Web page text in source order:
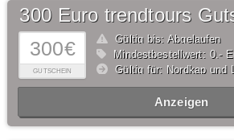
300€
GUTSCHEIN
300 Euro trendtours
Gültig bis: Abgelaufen
Mindestbestellwert: 0,-
Gültig für: Nordkap und
Anzeigen